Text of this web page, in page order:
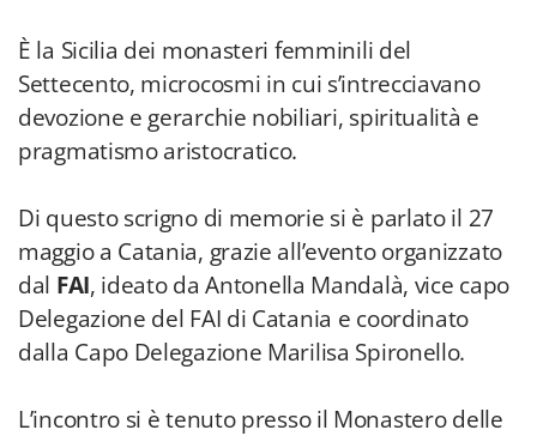
È la Sicilia dei monasteri femminili del
Settecento, microcosmi in cui s’intrecciavano
devozione e gerarchie nobiliari, spiritualità e
pragmatismo aristocratico.
Di questo scrigno di memorie si è parlato il 27
maggio a Catania, grazie all’evento organizzato
dal FAI, ideato da Antonella Mandalà, vice capo
Delegazione del FAI di Catania e coordinato
dalla Capo Delegazione Marilisa Spironello.
L’incontro si è tenuto presso il Monastero delle